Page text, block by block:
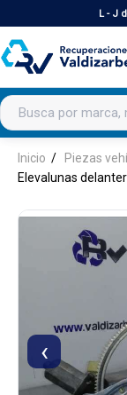
L - J
Buscar productos
Inicio Piezas
Elevalunas
‹